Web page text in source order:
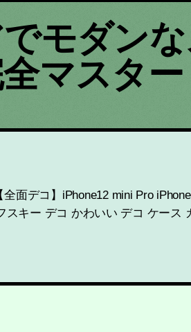
モダン
マスター
面デコ】iPhone12 mini Pro
スキー デコ かわいい デコ ケース